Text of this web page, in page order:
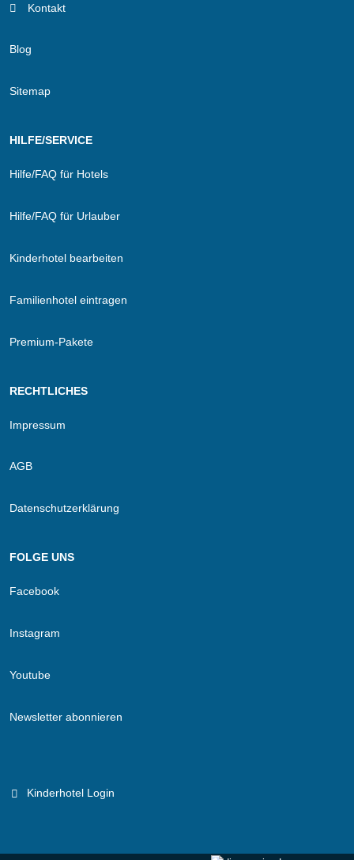
Kontakt
Blog
Sitemap
HILFE/SERVICE
Hilfe/FAQ für Hotels
Hilfe/FAQ für Urlauber
Kinderhotel bearbeiten
Familienhotel eintragen
Premium-Pakete
RECHTLICHES
Impressum
AGB
Datenschutzerklärung
FOLGE UNS
Facebook
Instagram
Youtube
Newsletter abonnieren
Kinderhotel Login